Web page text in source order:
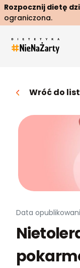
Rozpocznij dietę
ograniczona.
Wróć do
Data